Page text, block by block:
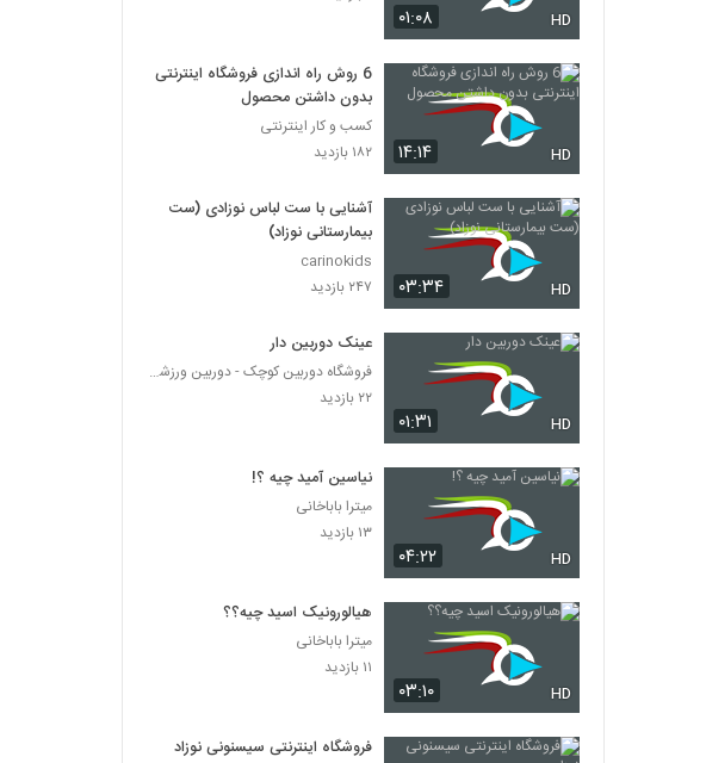
۰۱:۰۸ HD
۱۴:۱۴ HD
6 روش راه اندازی فروشگاه اینترنتی
بدون داشتن محصول
کسب و کار اینترنتی
۱۸۲ بازدید
۰۳:۳۴ HD
آشنایی با ست لباس نوزادی (ست
بیمارستانی نوزاد)
carinokids
۲۴۷ بازدید
۰۱:۳۱ HD
عینک دوربین دار
فروشگاه دوربین کوچک - دوربین ورزشی - دوربین ریز
۲۲ بازدید
۰۴:۲۲ HD
نیاسین آمید چیه ؟!
میترا باباخانی
۱۳ بازدید
۰۳:۱۰ HD
هیالورونیک اسید چیه؟؟
میترا باباخانی
۱۱ بازدید
فروشگاه اینترنتی سیسنونی نوزاد